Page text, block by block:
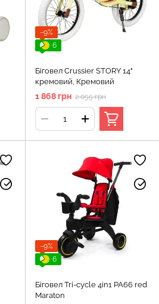
−9%
6
Біговел Crussier STORY 14"
кремовий, Кремовий
1 868 грн 2 055 грн
−9%
6
Біговел Tri-cycle 4in1 PA66 red
Maraton